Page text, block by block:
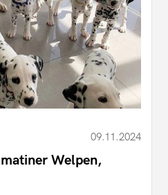
09.11.2024
Welpen,